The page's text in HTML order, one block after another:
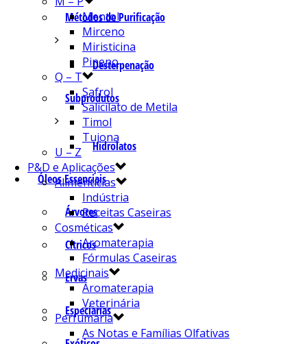
Métodos de Purificação
Desterpenação
Subprodutos
Hidrolatos
Óleos Essenciais
Árvores
Cítricos
Ervas
Especiarias
Mentol
Mirceno
Miristicina
Pineno
Q – T
Safrol
Salicilato de Metila
Timol
Tujona
U – Z
P&D e Aplicações
Alimentícias
Indústria
Receitas Caseiras
Cosméticas
Aromaterapia
Fórmulas Caseiras
Medicinais
Aromaterapia
Veterinária
Perfumaria
As Notas e Famílias Olfativas